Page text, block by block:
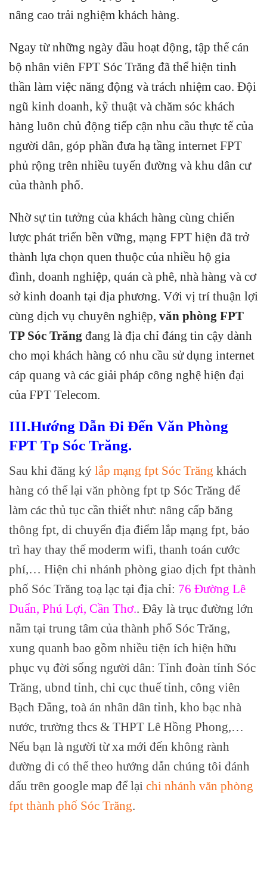
nâng cao trải nghiệm khách hàng.
Ngay từ những ngày đầu hoạt động, tập thể cán
bộ nhân viên FPT Sóc Trăng đã thể hiện tinh
thần làm việc năng động và trách nhiệm cao. Đội
ngũ kinh doanh, kỹ thuật và chăm sóc khách
hàng luôn chủ động tiếp cận nhu cầu thực tế của
người dân, góp phần đưa hạ tầng internet FPT
phủ rộng trên nhiều tuyến đường và khu dân cư
của thành phố.
Nhờ sự tin tưởng của khách hàng cùng chiến
lược phát triển bền vững, mạng FPT hiện đã trở
thành lựa chọn quen thuộc của nhiều hộ gia
đình, doanh nghiệp, quán cà phê, nhà hàng và cơ
sở kinh doanh tại địa phương. Với vị trí thuận lợi
cùng dịch vụ chuyên nghiệp, văn phòng FPT
TP Sóc Trăng đang là địa chỉ đáng tin cậy dành
cho mọi khách hàng có nhu cầu sử dụng internet
cáp quang và các giải pháp công nghệ hiện đại
của FPT Telecom.
III.Hướng Dẫn Đi Đến Văn Phòng
FPT Tp Sóc Trăng.
Sau khi đăng ký lắp mạng fpt Sóc Trăng khách
hàng có thể lại văn phòng fpt tp Sóc Trăng để
làm các thủ tục cần thiết như: nâng cấp băng
thông fpt, di chuyển địa điểm lắp mạng fpt, bảo
trì hay thay thế moderm wifi, thanh toán cước
phí,… Hiện chi nhánh phòng giao dịch fpt thành
phố Sóc Trăng toạ lạc tại địa chỉ: 76 Đường Lê
Duẩn, Phú Lợi, Cần Thơ.. Đây là trục đường lớn
nằm tại trung tâm của thành phố Sóc Trăng,
xung quanh bao gồm nhiều tiện ích hiện hữu
phục vụ đời sống người dân: Tỉnh đoàn tỉnh Sóc
Trăng, ubnd tỉnh, chi cục thuế tỉnh, công viên
Bạch Đằng, toà án nhân dân tỉnh, kho bạc nhà
nước, trường thcs & THPT Lê Hồng Phong,…
Nếu bạn là người từ xa mới đến không rành
đường đi có thể theo hướng dẫn chúng tôi đánh
dấu trên google map để lại chi nhánh văn phòng
fpt thành phố Sóc Trăng.